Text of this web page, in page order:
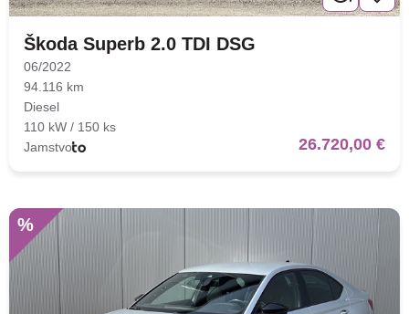
Škoda Superb 2.0 TDI DSG
06/2022
94.116 km
Diesel
110 kW / 150 ks
Jamstvo
26.720,00 €
%